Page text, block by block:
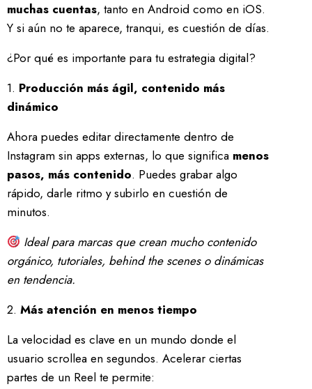
muchas cuentas, tanto en Android como en iOS.
Y si aún no te aparece, tranqui, es cuestión de días.
¿Por qué es importante para tu estrategia digital?
1. Producción más ágil, contenido más
dinámico
Ahora puedes editar directamente dentro de
Instagram sin apps externas, lo que significa menos
pasos, más contenido. Puedes grabar algo
rápido, darle ritmo y subirlo en cuestión de
minutos.
Ideal para marcas que crean mucho contenido
orgánico, tutoriales, behind the scenes o dinámicas
en tendencia.
2. Más atención en menos tiempo
La velocidad es clave en un mundo donde el
usuario scrollea en segundos. Acelerar ciertas
partes de un Reel te permite: